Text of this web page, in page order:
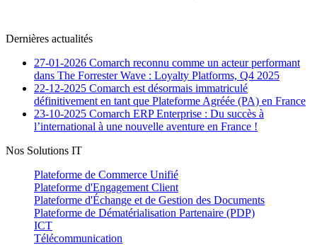
Dernières actualités
27-01-2026 Comarch reconnu comme un acteur performant
dans The Forrester Wave : Loyalty Platforms, Q4 2025
22-12-2025 Comarch est désormais immatriculé
définitivement en tant que Plateforme Agréée (PA) en France
23-10-2025 Comarch ERP Enterprise : Du succès à
l’international à une nouvelle aventure en France !
Nos Solutions IT
Plateforme de Commerce Unifié
Plateforme d'Engagement Client
Plateforme d'Échange et de Gestion des Documents
Plateforme de Dématérialisation Partenaire (PDP)
ICT
Télécommunication